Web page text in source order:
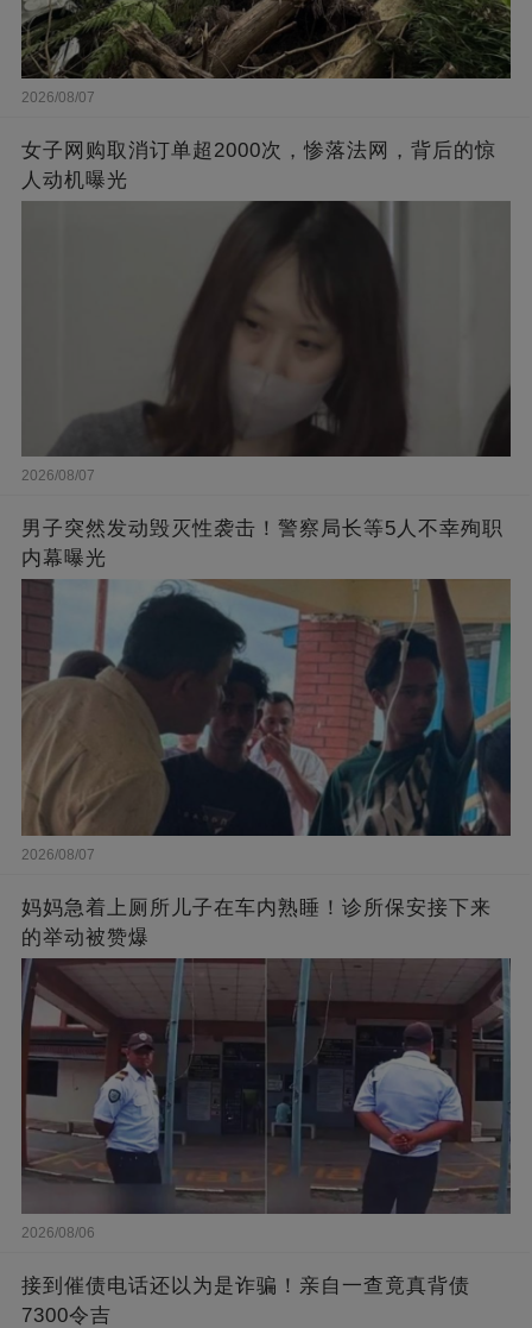
2026/08/07
女子网购取消订单超2000次，惨落法网，背后的惊
人动机曝光
2026/08/07
男子突然发动毁灭性袭击！警察局长等5人不幸殉职
内幕曝光
2026/08/07
妈妈急着上厕所儿子在车内熟睡！诊所保安接下来
的举动被赞爆
2026/08/06
接到催债电话还以为是诈骗！亲自一查竟真背债
7300令吉